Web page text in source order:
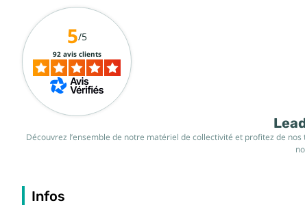
Découvrez l’ensemble de notre matériel de collectivité et profitez de
Infos
5/5
92 avis clients